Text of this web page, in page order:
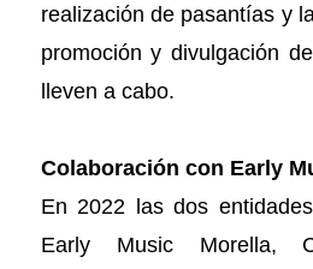
realización de pasantías y
promoción y divulgación
lleven a cabo.
Colaboración con Early
En 2022 las dos
Early Music Morella,